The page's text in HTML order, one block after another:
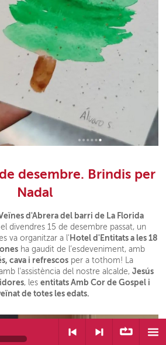
desembre. Brindis per
Nadal
d'Abrera del barri de La Florida
divendres 15 de desembre passat, un
va organitzar a l' Hotel d'Entitats a les 18
ha gaudit de l’esdeveniment, amb
cava i refrescos per a tothom! La
l'assistència del nostre alcalde,Jesús
, lesentitats Amb Cor de Gospel i
de totes les edats.
MIGDIA en directe